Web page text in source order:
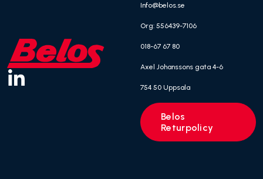
Info@belos.se
Org: 556439-7106
018-67 67 80
Axel Johanssons gata 4-6
754 50 Uppsala
Belos
Returpolicy